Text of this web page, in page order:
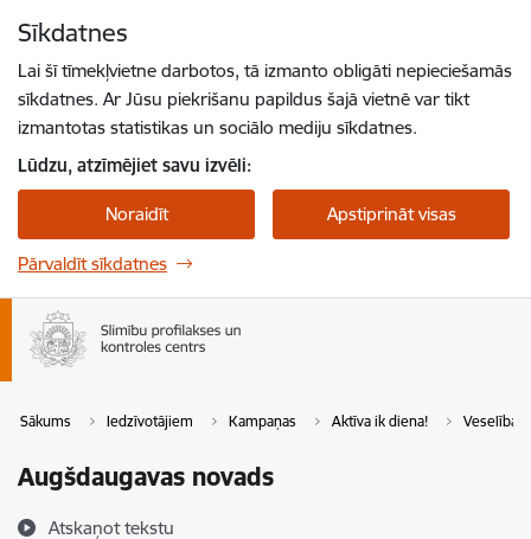
Sīkdatnes
Lai šī tīmekļvietne darbotos, tā izmanto obligāti nepieciešamās
sīkdatnes. Ar Jūsu piekrišanu papildus šajā vietnē var tikt
izmantotas statistikas un sociālo mediju sīkdatnes.
Lūdzu, atzīmējiet savu izvēli:
Noraidīt Apstiprināt visas
Pārvaldīt sīkdatnes
Sākums Iedzīvotājiem Kampaņas Aktīva ik diena! Veselības
Augšdaugavas novads
Atskaņot tekstu